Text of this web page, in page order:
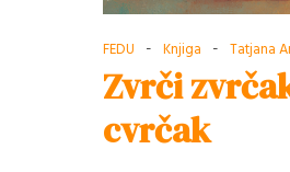
FEDU - Knjiga - Tatjana
Zvrči
cvrčak